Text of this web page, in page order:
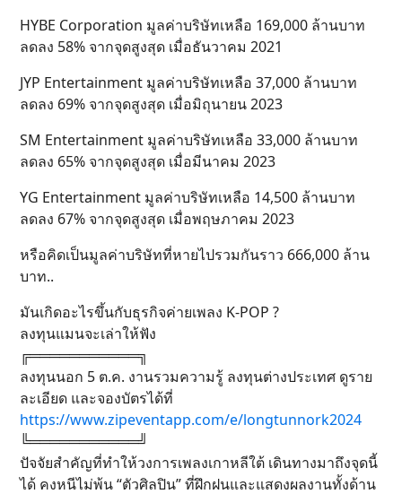
HYBE Corporation มูลค่าบริษัทเหลือ 169,000 ล้านบาท
ลดลง 58% จากจุดสูงสุด เมื่อธันวาคม 2021
JYP Entertainment มูลค่าบริษัทเหลือ 37,000 ล้านบาท
ลดลง 69% จากจุดสูงสุด เมื่อมิถุนายน 2023
SM Entertainment มูลค่าบริษัทเหลือ 33,000 ล้านบาท
ลดลง 65% จากจุดสูงสุด เมื่อมีนาคม 2023
YG Entertainment มูลค่าบริษัทเหลือ 14,500 ล้านบาท
ลดลง 67% จากจุดสูงสุด เมื่อพฤษภาคม 2023
หรือคิดเป็นมูลค่าบริษัทที่หายไปรวมกันราว 666,000 ล้าน
บาท..
มันเกิดอะไรขึ้นกับธุรกิจค่ายเพลง K-POP ?
ลงทุนแมนจะเล่าให้ฟัง
╔═══════════╗
ลงทุนนอก 5 ต.ค. งานรวมความรู้ ลงทุนต่างประเทศ ดูราย
ละเอียด และจองบัตรได้ที่
https://www.zipeventapp.com/e/longtunnork2024
╚═══════════╝
ปัจจัยสำคัญที่ทำให้วงการเพลงเกาหลีใต้ เดินทางมาถึงจุดนี้
ได้ คงหนีไม่พ้น “ตัวศิลปิน” ที่ฝึกฝนและแสดงผลงานทั้งด้าน